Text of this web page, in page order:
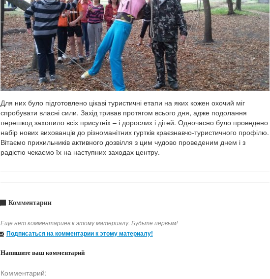
Для них було підготовлено цікаві туристичні етапи на яких кожен охочий міг
спробувати власні сили. Захід тривав протягом всього дня, адже подолання
перешкод захопило всіх присутніх – і дорослих і дітей. Одночасно було проведено
набір нових вихованців до різноманітних гуртків краєзнавчо-туристичного профілю.
Вітаємо прихильників активного дозвілля з цим чудово проведеним днем і з
радістю чекаємо їх на наступних заходах центру.
Комментарии
Еще нет комментариев к этому материалу. Будьте первым!
Подписаться на комментарии к этому материалу!
Напишите ваш комментарий
Комментарий: